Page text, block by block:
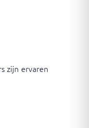
zijn ervaren